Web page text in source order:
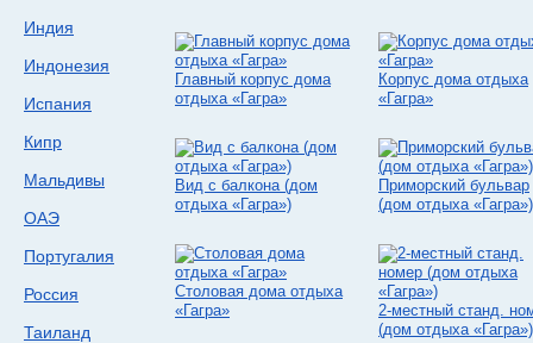
Индия
Индонезия
Испания
Кипр
Мальдивы
ОАЭ
Португалия
Россия
Таиланд
Главный корпус дома
отдыха «Гагра»
Корпус дома отдыха
«Гагра»
Вид с балкона (дом
отдыха «Гагра»)
Приморский бульвар
(дом отдыха «Гагра»)
Столовая дома отдыха
«Гагра»
2-местный станд.
(дом отдыха «Гагра»)